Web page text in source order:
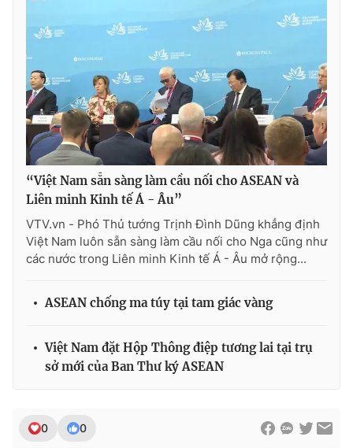
“Việt Nam sẵn sàng làm cầu nối cho ASEAN và
Liên minh Kinh tế Á - Âu”
VTV.vn - Phó Thủ tướng Trịnh Đình Dũng khẳng định
Việt Nam luôn sẵn sàng làm cầu nối cho Nga cũng như
các nước trong Liên minh Kinh tế Á - Âu mở rộng...
ASEAN chống ma túy tại tam giác vàng
Việt Nam đặt Hộp Thông điệp tương lai tại trụ
sở mới của Ban Thư ký ASEAN
0 0